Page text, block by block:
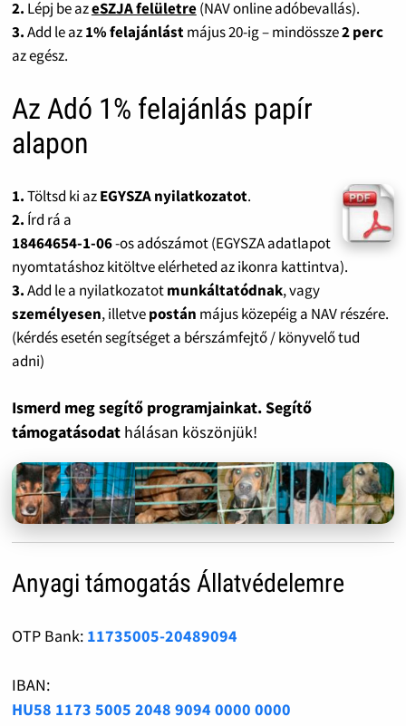
2. Lépj be azeSZJA felületre(NAV online adóbevallás).
3.Add le az1% felajánlástmájus 20-ig – mindössze2 perc
az egész.
Az Adó 1% felajánlás papír
alapon
1.Töltsd ki azEGYSZA nyilatkozatot.
2. Írd rá a
18464654-1-06-os adószámot (EGYSZA adatlapot
nyomtatáshoz kitöltve elérheted az ikonra kattintva).
3.Add le a nyilatkozatotmunkáltatódnak, vagy
személyesen, illetvepostán május közepéig a NAV részére.
(kérdés esetén segítséget a bérszámfejtő / könyvelő tud
adni)
Ismerd meg segítő programjainkat. Segítő
támogatásodat hálásan köszönjük!
Anyagi támogatás Állatvédelemre
OTP Bank: 11735005-20489094
IBAN:
HU58 1173 5005 2048 9094 0000 0000